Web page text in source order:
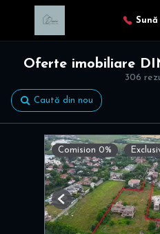
306
Oferte imobiliare
Caută din nou
Comision 0%
Previous